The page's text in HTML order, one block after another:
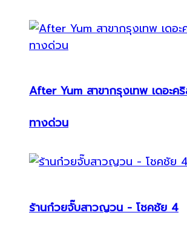
After Yum สาขากรุงเทพ เดอะค
ทางด่วน
ร้านก๋วยจั๊บสาวญวน - โชคชัย 4